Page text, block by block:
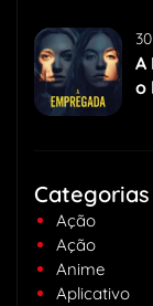
A
o
Categorias
Ação
Ação
Anime
Aplicativo